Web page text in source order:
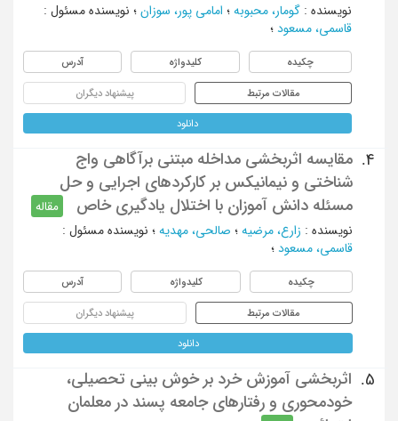
نویسنده : گومار، محبوبه ؛ امامی پور، سوزان ؛ نویسنده مسئول :
قاسمی، مسعود ؛
چکیده کلیدواژه آدرس
مقالات مرتبط پیشنهاد دیگران
دانلود
4.
مقایسه اثربخشی مداخله مبتنی برآگاهی واج
شناختی و نیمانیکس بر کارکردهای اجرایی و حل
مسئله دانش آموزان با اختلال یادگیری خاص
مقاله
نویسنده : زارع، مرضیه ؛ صالحی، مهدیه ؛ نویسنده مسئول :
قاسمی، مسعود ؛
چکیده کلیدواژه آدرس
مقالات مرتبط پیشنهاد دیگران
دانلود
5.
اثربخشی آموزش خرد بر خوش بینی تحصیلی،
خودمحوری و رفتارهای جامعه پسند در معلمان